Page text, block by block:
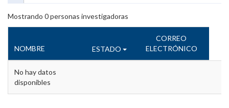
Mostrando 0personas investigadoras
NOMBRE ESTADO
CORREO
ELECTRÓNICO
No hay datos
disponibles